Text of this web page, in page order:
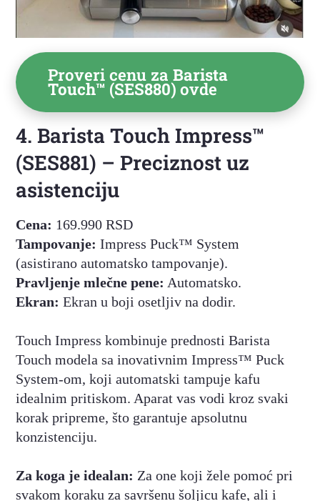
Proveri cenu zaBarista
Touch™ (SES880)ovde
4. Barista Touch Impress™
(SES881) – Preciznost uz
asistenciju
Cena: 169.990 RSD
Tampovanje: Impress Puck™ System
(asistirano automatsko tampovanje).
Pravljenje mlečne pene: Automatsko.
Ekran: Ekran u boji osetljiv na dodir.
Touch Impress kombinuje prednosti Barista
Touch modela sa inovativnim Impress™ Puck
System-om, koji automatski tampuje kafu
idealnim pritiskom. Aparat vas vodi kroz svaki
korak pripreme, što garantuje apsolutnu
konzistenciju.
Za koga je idealan: Za one koji žele pomoć pri
svakom koraku za savršenu šoljicu kafe, ali i